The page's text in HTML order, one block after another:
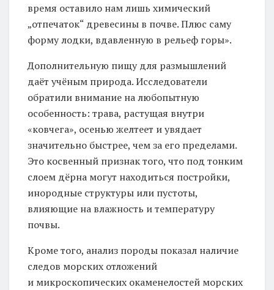
время оставило нам лишь химический
„отпечаток“ древесины в почве. Плюс саму
форму лодки, вдавленную в рельеф горы».
Дополнительную пищу для размышлений
даёт учёным природа. Исследователи
обратили внимание на любопытную
особенность: трава, растущая внутри
«ковчега», осенью желтеет и увядает
значительно быстрее, чем за его пределами.
Это косвенный признак того, что под тонким
слоем дёрна могут находиться постройки,
инородные структуры или пустоты,
влияющие на влажность и температуру
почвы.
Кроме того, анализ породы показал наличие
следов морских отложений
и микроскопических окаменелостей морских